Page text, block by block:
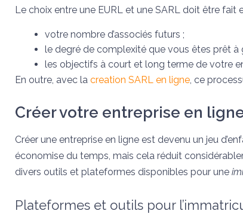
Le choix entre une EURL et une SARL doit être fait
votre nombre d’associés futurs ;
le degré de complexité que vous êtes prêt à
les objectifs à court et long terme de votre
En outre, avec la creation SARL en ligne, ce
Créer votre entreprise en
Créer une entreprise en ligne est devenu un jeu
économise du temps, mais cela réduit
divers outils et plateformes disponibles pour une
Plateformes et outils pour